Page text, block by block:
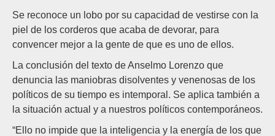
Se reconoce un lobo por su capacidad de vestirse con la
piel de los corderos que acaba de devorar, para
convencer mejor a la gente de que es uno de ellos.
La conclusión del texto de Anselmo Lorenzo que
denuncia las maniobras disolventes y venenosas de los
políticos de su tiempo es intemporal. Se aplica también a
la situación actual y a nuestros políticos contemporáneos.
“Ello no impide que la inteligencia y la energía de los que